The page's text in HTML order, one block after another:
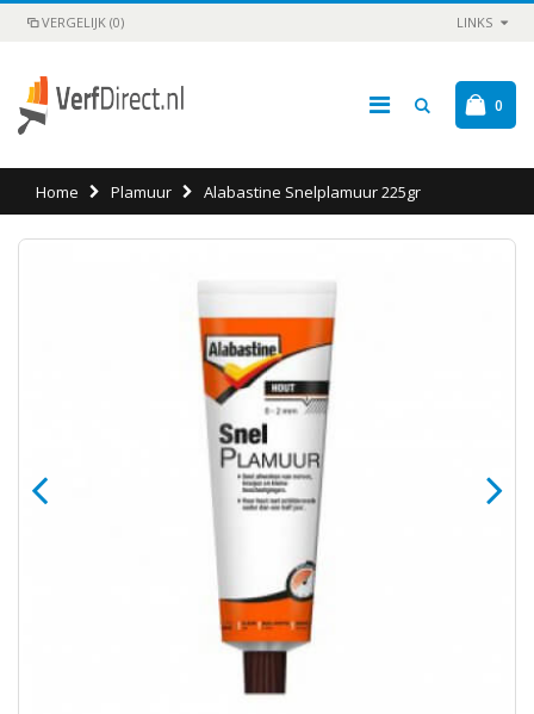
VERGELIJK (0) LINKS
0
Home Plamuur Alabastine Snelplamuur 225gr